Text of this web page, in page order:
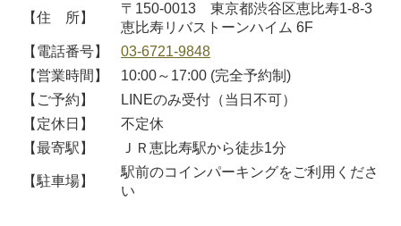
【住 所】
〒150-0013 東京都渋谷区恵比寿1-8-3
恵比寿リバストーンハイム 6F
【電話番号】
03-6721-9848
【営業時間】
10:00～17:00 (完全予約制)
【ご予約】
LINEのみ受付（当日不可）
【定休日】
不定休
【最寄駅】
ＪＲ恵比寿駅から徒歩1分
【駐車場】
駅前のコインパーキングをご利用くださ
い